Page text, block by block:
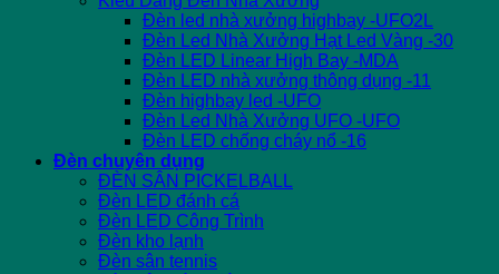
Đèn led nhà xưởng highbay -UFO2L
Đèn Led Nhà Xưởng Hạt Led Vàng -30
Đèn LED Linear High Bay -MDA
Đèn LED nhà xưởng thông dụng -11
Đèn highbay led -UFO
Đèn Led Nhà Xưởng UFO -UFO
Đèn LED chống cháy nổ -16
Đèn chuyên dụng
ĐÈN SÂN PICKELBALL
Đèn LED đánh cá
Đèn LED Công Trình
Đèn kho lạnh
Đèn sân tennis